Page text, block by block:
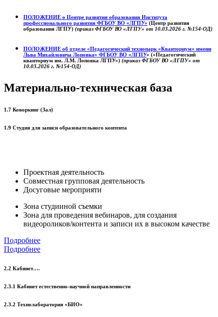
ПОЛОЖЕНИЕ о Центре развития образования Института
профессионального развития ФГБОУ ВО «ЛГПУ» (Центр развития
образования ЛГПУ) (приказ ФГБОУ ВО «ЛГПУ» от 10.03.2026 г. №154-ОД)
ПОЛОЖЕНИЕ об отделе «Педагогический технопарк «Кванториум» имени
Льва Михайловича Лоповка» ФГБОУ ВО «ЛГПУ» («Педагогический
кванториум им. Л.М. Лоповка ЛГПУ») (приказ ФГБОУ ВО «ЛГПУ» от
10.03.2026 г. №154-ОД)
Материально-техническая база
1.7 Коворкинг (Зал)
1.9 Студия для записи образовательного контента
Проектная деятельность
Совместная групповая деятельность
Досуговые мероприяти
Зона студииной съемки
Зона для проведения вебинаров, для создания
видеороликов/контента и записи их в высоком качестве
Подробнее
Подробнее
2.2 Кабинет….
2.3.1 Кабинет естественно-научной направленности
2.3.2 Технолаборатория «БИО»